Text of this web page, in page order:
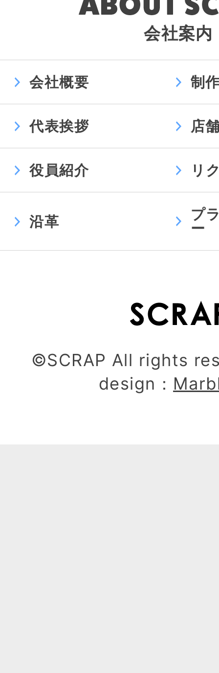
会社案内
会社概要 制
代表挨拶 店
役員紹介 リ
沿革
プ
ー
©SCRAP All rights
design：